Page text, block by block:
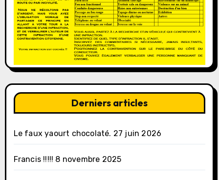
Derniers articles
Le faux yaourt chocolaté. 27 juin 2026
Francis !!!!! 8 novembre 2025